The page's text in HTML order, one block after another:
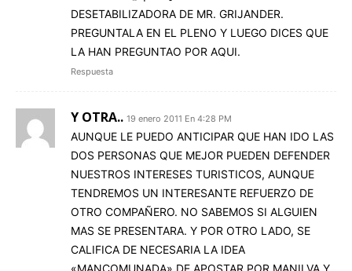
DESETABILIZADORA DE MR. GRIJANDER.
PREGUNTALA EN EL PLENO Y LUEGO DICES QUE
LA HAN PREGUNTAO POR AQUI.
Respuesta
Y OTRA.. 19 enero 2011 En 4:28 PM
AUNQUE LE PUEDO ANTICIPAR QUE HAN IDO LAS
DOS PERSONAS QUE MEJOR PUEDEN DEFENDER
NUESTROS INTERESES TURISTICOS, AUNQUE
TENDREMOS UN INTERESANTE REFUERZO DE
OTRO COMPAÑERO. NO SABEMOS SI ALGUIEN
MAS SE PRESENTARA. Y POR OTRO LADO, SE
CALIFICA DE NECESARIA LA IDEA
«MANCOMUNADA» DE APOSTAR POR MANILVA Y